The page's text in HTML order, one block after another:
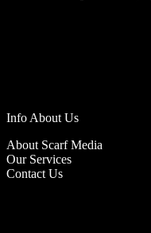
Info About Us
About Scarf Media
Our Services
Contact Us